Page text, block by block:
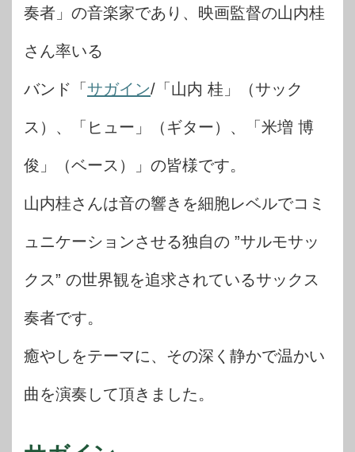
奏者」の音楽家であり、映画監督の山内桂
さん率いる
バンド「 サガイン/「山内 桂」（サック
ス）、「ヒュー」（ギター）、「米増 博
俊」（ベース）」の皆様です。
山内桂さんは音の響きを細胞レベルでコミ
ュニケーションさせる独自の ”サルモサッ
クス” の世界観を追求されているサックス
奏者です。
癒やしをテーマに、その深く静かで温かい
曲を演奏して頂きました。